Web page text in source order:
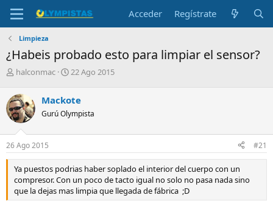
Acceder Regístrate
Limpieza
¿Habeis probado esto para limpiar el sensor?
I
i
c
i
a
d
o
r
d
e
l
t
halconmac
F
h
a
e
n
i
c
i
o
22 Ago 2015
Mackote
Gurú Olympista
26 Ago 2015 #21
Ya puestos podrias haber soplado el interior del cuerpo con un
compresor. Con un poco de tacto igual no solo no pasa nada sino
que la dejas mas limpia que llegada de fábrica ;D